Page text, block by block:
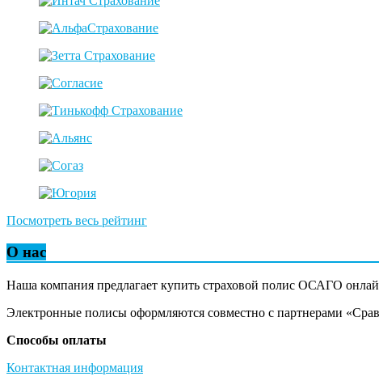
Посмотреть весь рейтинг
О нас
Наша компания предлагает купить страховой полис ОСАГО
Электронные полисы оформляются совместно с партнерами
Способы оплаты
Контактная информация